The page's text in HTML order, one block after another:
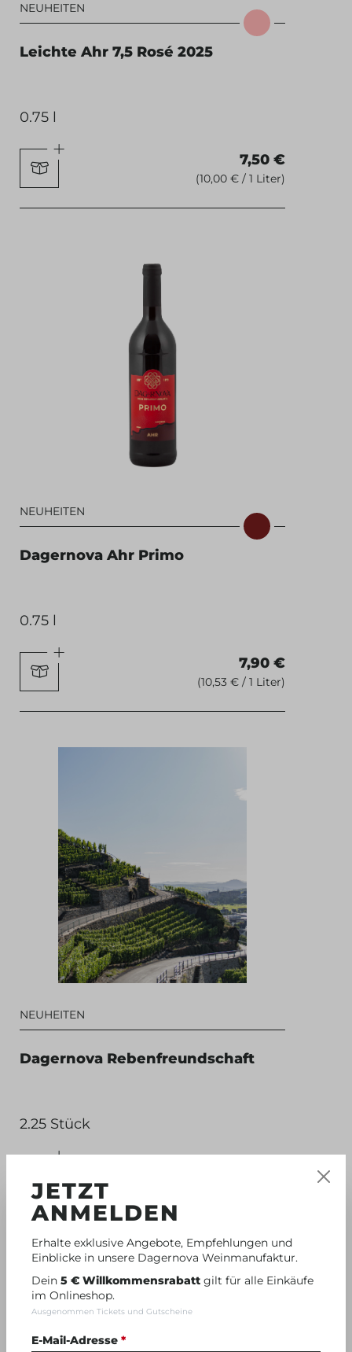
NEUHEITEN
Leichte Ahr 7,5 Rosé 2025
0.75 l
7,50 €
(10,00 € / 1 Liter)
NEUHEITEN
Dagernova Ahr Primo
0.75 l
7,90 €
(10,53 € / 1 Liter)
NEUHEITEN
Dagernova Rebenfreundschaft
2.25 Stück
JETZT
ANMELDEN
Erhalte exklusive Angebote, Empfehlungen und
Einblicke in unsere Dagernova Weinmanufaktur.
Dein 5 € Willkommensrabatt gilt für alle Einkäufe
im Onlineshop.
Ausgenommen Tickets und Gutscheine
E-Mail-Adresse *